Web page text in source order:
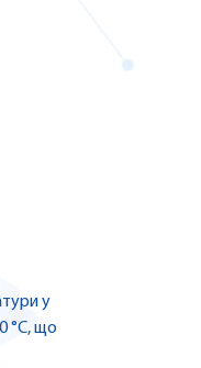
у
°C, що